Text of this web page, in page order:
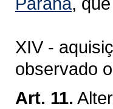
XIV -
observado
Art. 11.